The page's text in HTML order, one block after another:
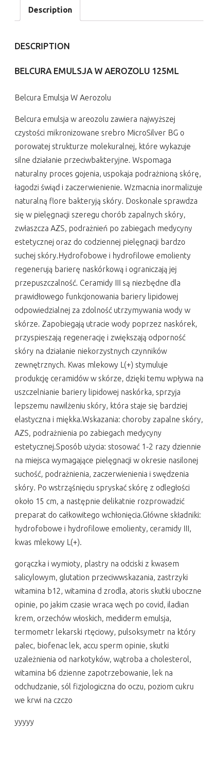
Description
DESCRIPTION
BELCURA EMULSJA W AEROZOLU 125ML
Belcura Emulsja W Aerozolu
Belcura emulsja w areozolu zawiera najwyższej
czystości mikronizowane srebro MicroSilver BG o
porowatej strukturze molekuralnej, które wykazuje
silne działanie przeciwbakteryjne. Wspomaga
naturalny proces gojenia, uspokaja podrażnioną skórę,
łagodzi świąd i zaczerwienienie. Wzmacnia inormalizuje
naturalną flore bakteryją skóry. Doskonale sprawdza
się w pielęgnacji szeregu chorób zapalnych skóry,
zwłaszcza AZS, podrażnień po zabiegach medycyny
estetycznej oraz do codziennej pielęgnacji bardzo
suchej skóry.Hydrofobowe i hydrofilowe emolienty
regenerują barierę naskórkową i ograniczają jej
przepuszczalność. Ceramidy III są niezbędne dla
prawidłowego funkcjonowania bariery lipidowej
odpowiedzialnej za zdolność utrzymywania wody w
skórze. Zapobiegają utracie wody poprzez naskórek,
przyspieszają regenerację i zwiększają odporność
skóry na działanie niekorzystnych czynników
zewnętrznych. Kwas mlekowy L(+) stymuluje
produkcję ceramidów w skórze, dzięki temu wpływa na
uszczelnianie bariery lipidowej naskórka, sprzyja
lepszemu nawilżeniu skóry, która staje się bardziej
elastyczna i miękka.Wskazania: choroby zapalne skóry,
AZS, podrażnienia po zabiegach medycyny
estetycznej.Sposób użycia: stosować 1-2 razy dziennie
na miejsca wymagające pielęgnacji w okresie nasilonej
suchość, podrażnienia, zaczerwienienia i swędzenia
skóry. Po wstrząśnięciu spryskać skórę z odległości
około 15 cm, a następnie delikatnie rozprowadzić
preparat do całkowitego wchłonięcia.Główne składniki:
hydrofobowe i hydrofilowe emolienty, ceramidy III,
kwas mlekowy L(+).
gorączka i wymioty, plastry na odciski z kwasem
salicylowym, glutation przeciwwskazania, zastrzyki
witamina b12, witamina d zrodla, atoris skutki uboczne
opinie, po jakim czasie wraca węch po covid, iladian
krem, orzechów włoskich, mediderm emulsja,
termometr lekarski rtęciowy, pulsoksymetr na który
palec, biofenac lek, accu sperm opinie, skutki
uzależnienia od narkotyków, wątroba a cholesterol,
witamina b6 dzienne zapotrzebowanie, lek na
odchudzanie, sól fizjologiczna do oczu, poziom cukru
we krwi na czczo
yyyyy